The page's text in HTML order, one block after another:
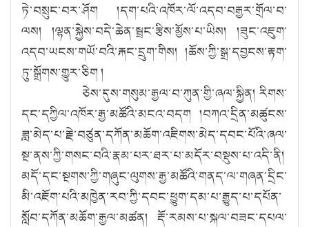
ཏེ་བསྲུང་བར་ཤོག །དག་པའི་འཁོར་ལོ་འདབ་བརྒྱར་གྲོལ་བ་
ལས། །ལྷན་སྐྱེས་བདེ་ཆེན་སྦྲང་རྩིས་མྱོས་པ་ཡིས། །ཟུང་འཇུག་
འདབ་ཡངས་གཡོ་བའི་རྐང་དྲུག་གིས། །ཆོས་ཀྱི་སྒྲ་དབྱངས་རྟག་
ཏུ་སྒྲོགས་གྱུར་ཅིག །
ཅེས་དུས་གསུམ་རྒྱལ་བ་ཀུན་གྱི་ཞལ་སྐྱིན། རིགས་
དང་དཀྱིལ་འཁོར་རྒྱ་མཚོའི་མངའ་བདག །བཀའ་དྲིན་མཚུངས་
ཟླ་མེད་པ་རྗེ་བཙུན་དཀོན་མཆོག་འཇིགས་མེད་དབང་པོའི་ཞལ་
སྔ་ནས་ཀྱི་གསང་བའི་རྣམ་པར་ཐར་པ་མདོར་བསྡུས་པ་འདི་ནི།
མདོ་དང་སྔགས་ཀྱི་གཞུང་ལུགས་རྒྱ་མཚོའི་གནད་ལ་གཞན་དྲིང་
མི་འཇོག་པའི་མཁྱེན་རབ་ཀྱི་དབང་ཕྱུག་དམ་པ་རྒྱུད་པ་དཔོན་
སློབ་དཀོན་མཆོག་རྒྱལ་མཚན། རྡོ་རམས་པ་སྐལ་བཟང་དཔལ་